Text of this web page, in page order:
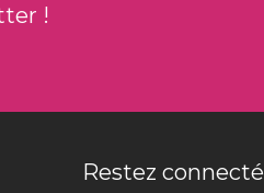
!
Restez connecté